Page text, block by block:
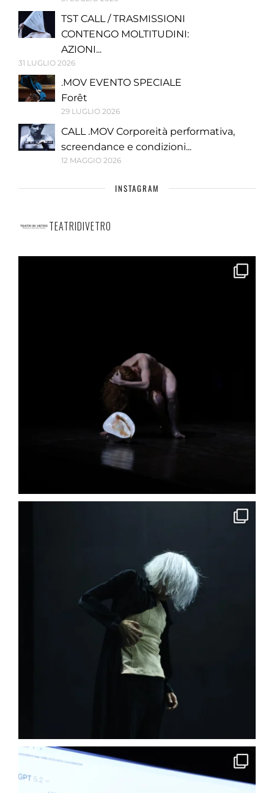
TST CALL / TRASMISSIONI
CONTENGO MOLTITUDINI:
AZIONI...
31 LUGLIO 2026
.MOV EVENTO SPECIALE
Forêt
29 LUGLIO 2026
CALL .MOV Corporeità performativa,
screendance e condizioni...
12 MAGGIO 2026
INSTAGRAM
TEATRIDIVETRO